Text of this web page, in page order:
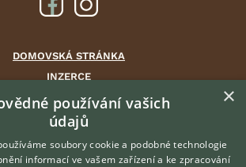
DOMOVSKÁ STRÁNKA
INZERCE
DISKUSE
ČLÁNKY
CHOVATELSKÉ STANICE
ATLAS
×
používání vašich
údajů
soubory cookie a podobné technologie
informací ve vašem zařízení a ke zpracování